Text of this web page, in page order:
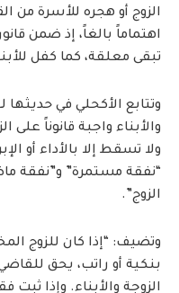
الزوج أو هجره للأسرة من
اهتماماً بالغاً، إذ ضمن
تبقى معلقة، كما كفل
وتتابع الأكحلي في
والأبناء واجبة قانوناً على
ولا تسقط إلا بالأداء أو
“نفقة مستمرة” و”نفقة
الزوج”.
وتضيف: “إذا كان للزوج
بنكية أو راتب، يحق
الزوجة والأبناء. وإذا ثبت